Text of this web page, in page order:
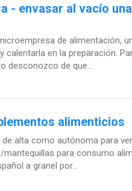
- envasar al vacío
de alimentación,
calentarla en la preparación.
desconozco de que...
alimenticios
alta como autónoma para
para consumo
a granel por...